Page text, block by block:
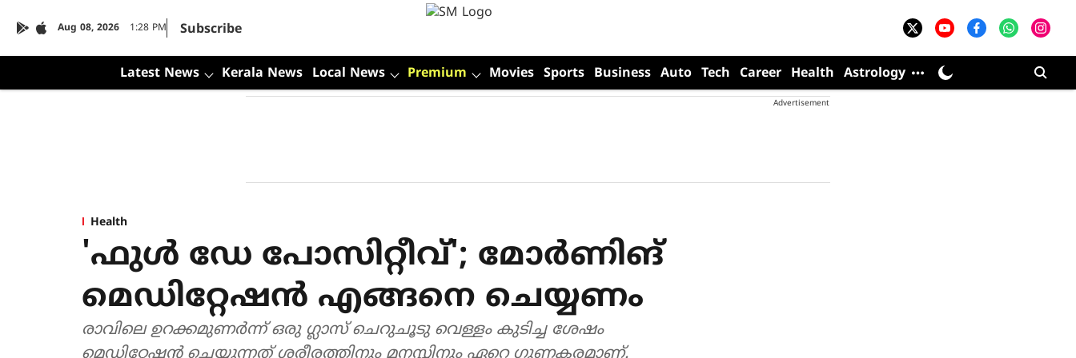
Aug 08, 2026 1:28 PM Subscribe
Latest News Kerala News Local News Premium Movies Sports Business Auto Tech Career Health Astrology
Advertisement
Health
'ഫുൾ ഡേ പോസിറ്റീവ്'; മോർണിങ്
മെഡിറ്റേഷൻ എങ്ങനെ ചെയ്യണം
രാവിലെ ഉറക്കമുണർന്ന് ഒരു ​ഗ്ലാസ് ചെറുചൂടു വെള്ളം കുടിച്ച ശേഷം